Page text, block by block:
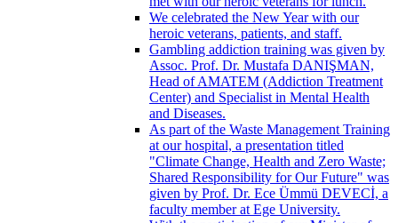
We celebrated the New Year with our
heroic veterans, patients, and staff.
Gambling addiction training was given by
Assoc. Prof. Dr. Mustafa DANIŞMAN,
Head of AMATEM (Addiction Treatment
Center) and Specialist in Mental Health
and Diseases.
As part of the Waste Management Training
at our hospital, a presentation titled
"Climate Change, Health and Zero Waste;
Shared Responsibility for Our Future" was
given by Prof. Dr. Ece Ümmü DEVECİ, a
faculty member at Ege University.